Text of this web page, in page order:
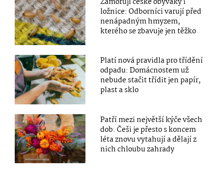
ložnice: Odborníci varují před
nenápadným hmyzem,
kterého se zbavuje jen těžko
Platí nová pravidla pro třídění
odpadu: Domácnostem už
nebude stačit třídit jen papír,
plast a sklo
Patří mezi největší kýče všech
dob. Češi je přesto s koncem
léta znovu vytahují a dělají z
nich chloubu zahrady